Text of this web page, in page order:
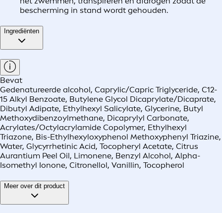
bescherming in stand wordt gehouden.
Ingrediënten
Bevat
Gedenatureerde alcohol, Caprylic/Capric Triglyceride, C12-
15 Alkyl Benzoate, Butylene Glycol Dicaprylate/Dicaprate,
Dibutyl Adipate, Ethylhexyl Salicylate, Glycerine, Butyl
Methoxydibenzoylmethane, Dicaprylyl Carbonate,
Acrylates/Octylacrylamide Copolymer, Ethylhexyl
Triazone, Bis-Ethylhexyloxyphenol Methoxyphenyl Triazine,
Water, Glycyrrhetinic Acid, Tocopheryl Acetate, Citrus
Aurantium Peel Oil, Limonene, Benzyl Alcohol, Alpha-
Isomethyl Ionone, Citronellol, Vanillin, Tocopherol
Meer over dit product